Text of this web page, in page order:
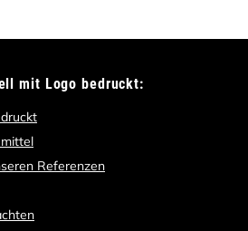
mit Logo bedruckt:
Referenzen